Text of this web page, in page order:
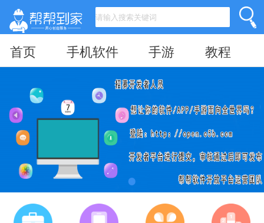
首页 手机软件 手游 教程